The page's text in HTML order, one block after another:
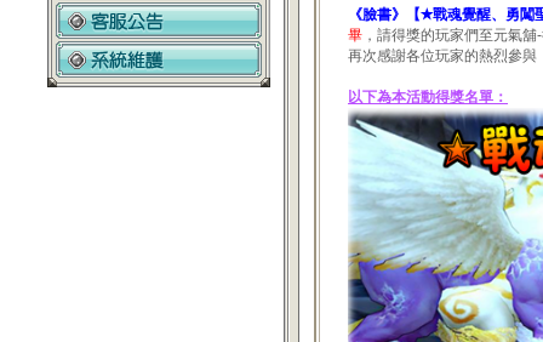
《臉書》【✭戰魂覺醒、勇闖
畢 ，請得獎的玩家們至元氣
再次感謝各位玩家的熱烈參與
以下為本活動得獎名單：